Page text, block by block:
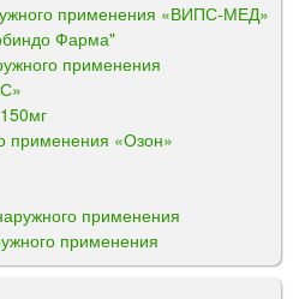
применения «ВИПС-МЕД»
Фарма"
применения
применения «Озон»
применения
применения